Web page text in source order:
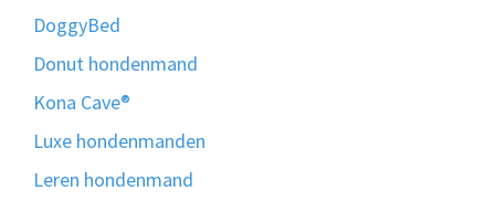
DoggyBed
Donut hondenmand
Kona Cave®
Luxe hondenmanden
Leren hondenmand